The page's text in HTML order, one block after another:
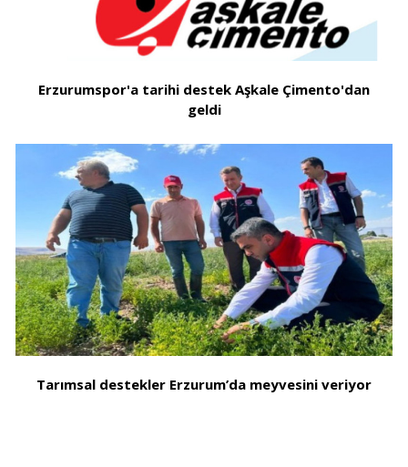
Erzurumspor'a tarihi destek Aşkale Çimento'dan
geldi
Tarımsal destekler Erzurum’da meyvesini veriyor